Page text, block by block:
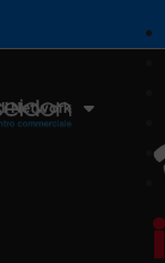
Il Network